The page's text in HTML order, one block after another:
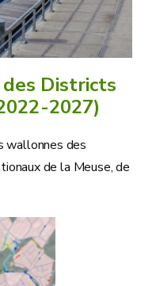
Districts
2027)
wallonnes des
de la Meuse, de